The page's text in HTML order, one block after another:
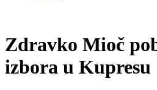
Zdravko Mioč
izbora u Kupresu